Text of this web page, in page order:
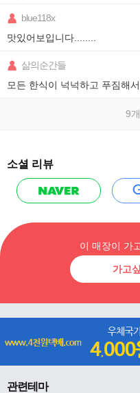
blue118x
맛있어보입니다........
삶의순간들
모든 한식이 넉넉하고 푸짐해
9
소셜 리뷰
이 매장이 가
가고
관련테마